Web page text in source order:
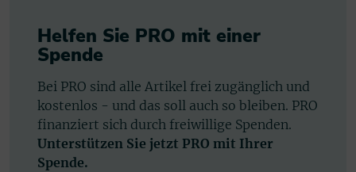
Helfen Sie PRO mit einer
Spende
Bei PRO sind alle Artikel frei zugänglich und
kostenlos - und das soll auch so bleiben. PRO
finanziert sich durch freiwillige Spenden.
Unterstützen Sie jetzt PRO mit Ihrer
Spende.